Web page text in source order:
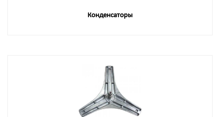
Конденсаторы